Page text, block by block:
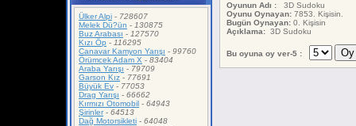
Ülker Alpi - 728607
Melek Dü?ün - 130875
Buz Arabası - 127570
Kızı Öp - 116295
Canavar Kamyon Yarışı - 99760
Örümcek Adam X - 83404
Araba Yarışı - 79709
Garson Kız - 77691
Büyük Ev - 77053
Drag Yarışı - 66662
Kırmızı Otomobil - 64943
Şirinler- 64513
Dağ Motorsikleti - 64048
Oyunun Adı : 3D Sudoku
Oyunu Oynayan: 7853. Kişisin.
Bugün Oynayan: 0. Kişisin
Açıklama: 3D Sudoku
Bu oyuna oy ver-5 :